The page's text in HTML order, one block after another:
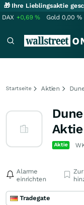
🎁 Ihre Lieblingsaktie
DAX +0,69% Gold 0,00 %
Startseite Aktien
Aktie
Aktie
Alarme
einrichten
Tradegate